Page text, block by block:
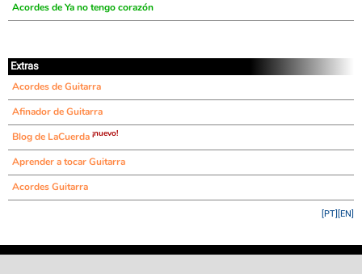
Acordes de Ya no tengo corazón
Extras
Acordes de Guitarra
Afinador de Guitarra
Blog de LaCuerda ¡nuevo!
Aprender a tocar Guitarra
Acordes Guitarra
[EN]
[PT]